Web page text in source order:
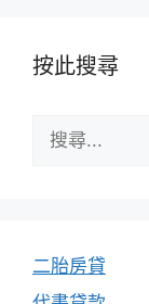
按此搜尋
尋:
二胎房貸